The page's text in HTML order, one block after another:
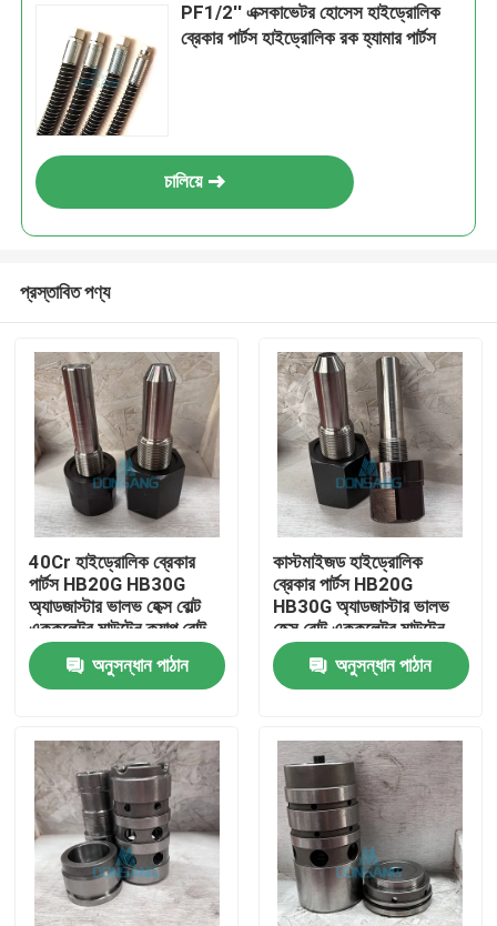
বাড়ি
পণ্য
VR প্রদর্শন
PF1/2'' এক্সকাভেটর হোসেস হাইড্রোলিক
ব্রেকার পার্টস হাইড্রোলিক রক হ্যামার পার্টস
চালিয়ে
প্রস্তাবিত পণ্য
40Cr হাইড্রোলিক ব্রেকার
পার্টস HB20G HB30G
অ্যাডজাস্টার ভালভ হেক্স বোল্ট
এককুলেটর মাউন্টেন ক্যাপ বোল্ট
অনুসন্ধান পাঠান
কাস্টমাইজড হাইড্রোলিক
ব্রেকার পার্টস HB20G
HB30G অ্যাডজাস্টার ভালভ
হেক্স বোল্ট এককুলেটর মাউন্টেন
ক্যাপ বোল্ট
অনুসন্ধান পাঠান